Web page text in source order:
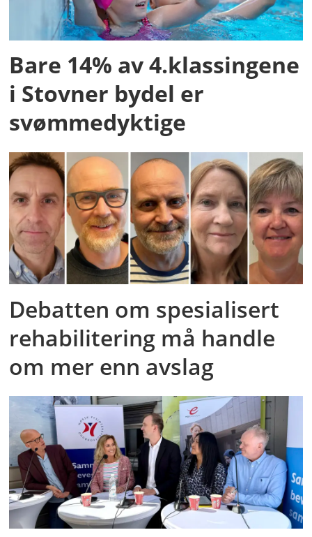
Bare 14% av 4.klassingene
i Stovner bydel er
svømmedyktige
Debatten om spesialisert
rehabilitering må handle
om mer enn avslag